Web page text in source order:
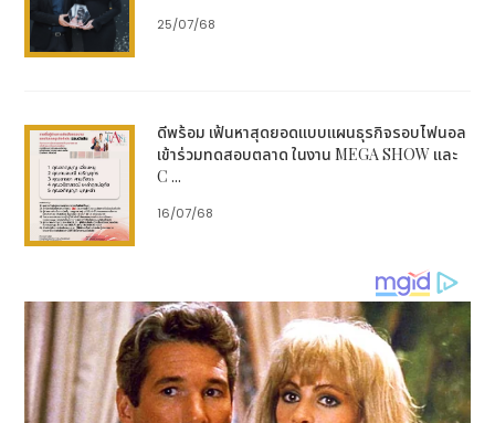
25/07/68
ดีพร้อม เฟ้นหาสุดยอดแบบแผนธุรกิจรอบไฟนอล
เข้าร่วมทดสอบตลาด ในงาน MEGA SHOW และ
C ...
16/07/68